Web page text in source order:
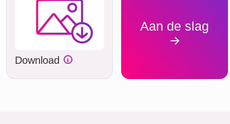
Download
Aan de slag